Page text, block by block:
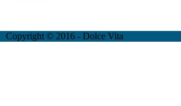
Copyright © 2016 - Dolce Vita